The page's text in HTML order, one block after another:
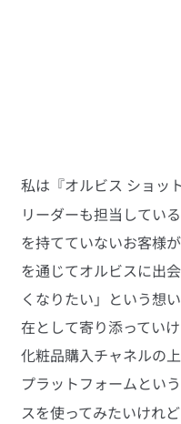
私は『オルビス ショッ
リーダーも担当してい
を持てていないお客様
を通じてオルビスに出
くなりたい」という想
在として寄り添ってい
化粧品購入チャネルの
プラットフォームとい
スを使ってみたいけれ